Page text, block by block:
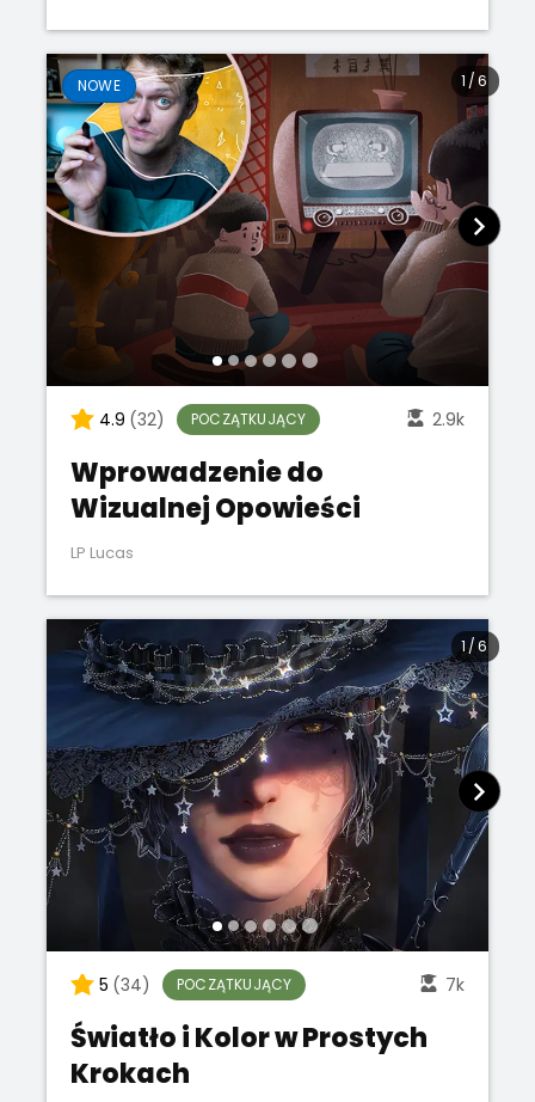
NOWE
4.9 (32) POCZĄTKUJĄCY 2.9k
Wprowadzenie do
Wizualnej Opowieści
LP Lucas
1 /6
5 (34) POCZĄTKUJĄCY 7k
Światło i Kolor w Prostych
Krokach
1 /6